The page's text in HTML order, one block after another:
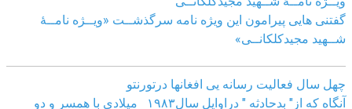
گفتنی هایی پیرامون این ویژه نامه سرگذشــت «ویــژه نامــۀ
شــهید مجیدکلکانــی»
چهل سال فعالیت رسانه یی افغانها درتورنتو
آنگاه که از" بدحادثه " دراوایل سال۱۹۸۳ میلادی با همسر و دو